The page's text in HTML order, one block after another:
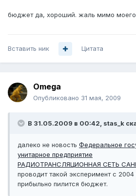
бюджет да, хороший. жаль мимо моего
Вставить ник Цитата
Omega
Опубликовано 31 мая, 2009
В 31.05.2009 в 00:42, stas_k
далеко не новость Федеральное
унитарное предприятие
РАДИОТРАНСЛЯЦИОННАЯ СЕТЬ
проводит такой эксперимент с
прибыльно пилится бюджет.